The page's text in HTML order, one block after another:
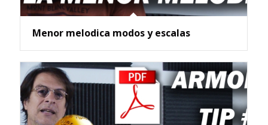
Menor melodica modos y escalas